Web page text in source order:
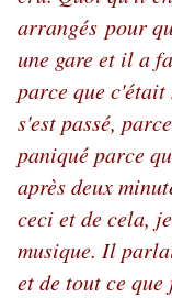
arrangés pour
une gare et il a
parce que
s'est passé,
paniqué parce
après deux
ceci et de cela,
musique. Il
et de tout ce